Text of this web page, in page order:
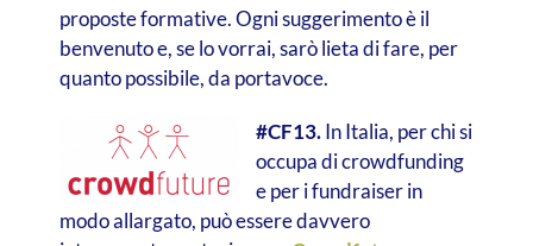
proposte formative. Ogni suggerimento è il
benvenuto e, se lo vorrai, sarò lieta di fare, per
quanto possibile, da portavoce.
#CF13.In Italia, per chi si
occupa di crowdfunding
e per i fundraiser in
modo allargato, può essere davvero